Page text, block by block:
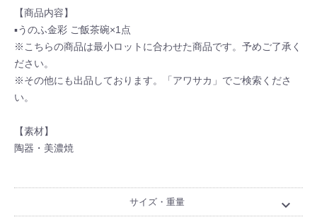
【商品内容】
▪うのふ金彩 ご飯茶碗×1点
※こちらの商品は最小ロットに合わせた商品です。予めご了承く
ださい。
※その他にも出品しております。「アワサカ」でご検索くださ
い。
【素材】
陶器・美濃焼
サイズ・重量 expand_more